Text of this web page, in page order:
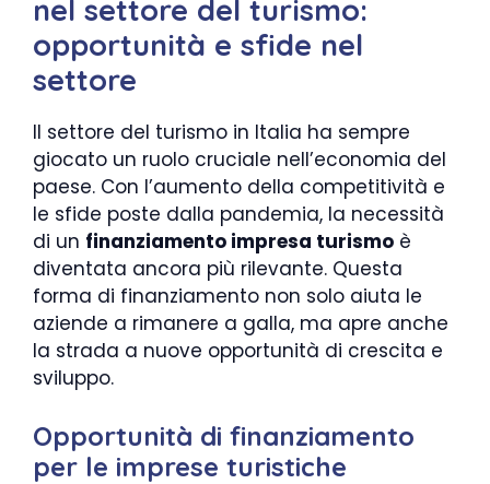
nel settore del turismo:
opportunità e sfide nel
settore
Il settore del turismo in Italia ha sempre
giocato un ruolo cruciale nell’economia del
paese. Con l’aumento della competitività e
le sfide poste dalla pandemia, la necessità
di un finanziamento impresa turismo è
diventata ancora più rilevante. Questa
forma di finanziamento non solo aiuta le
aziende a rimanere a galla, ma apre anche
la strada a nuove opportunità di crescita e
sviluppo.
Opportunità di finanziamento
per le imprese turistiche